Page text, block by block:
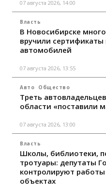
07 августа 2026, 14:00
Власть
В Новосибирске
вручили сертификаты
автомобилей
07 августа 2026, 13:55
Авто Общество
Треть
области «поставили
07 августа 2026, 13:00
Власть
Школы, библиотеки,
тротуары: депутаты
контролируют
объектах